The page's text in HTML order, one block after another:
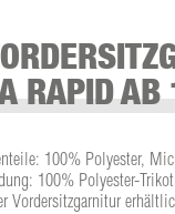
RAPID
100% Polyester,
100% Polyester-Trikot
Vordersitzgarnitur